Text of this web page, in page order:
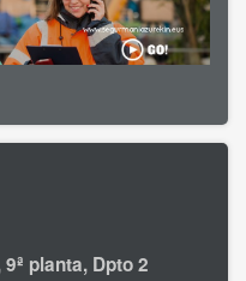
planta, Dpto 2